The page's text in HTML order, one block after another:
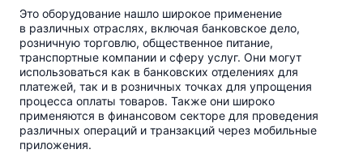
Это оборудование нашло широкое применение
в различных отраслях, включая банковское дело,
розничную торговлю, общественное питание,
транспортные компании и сферу услуг. Они могут
использоваться как в банковских отделениях для
платежей, так и в розничных точках для упрощения
процесса оплаты товаров. Также они широко
применяются в финансовом секторе для проведения
различных операций и транзакций через мобильные
приложения.